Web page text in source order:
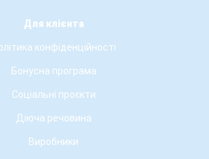
Для клієнта
конфіденційності
Бонусна програма
Соціальні проєкти
Діюча речовина
Виробники